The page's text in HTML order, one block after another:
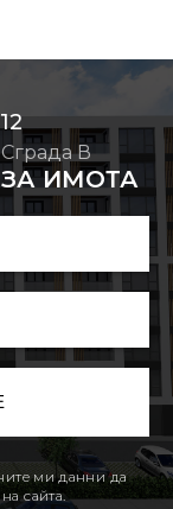
В
ЗА ИМОТА
ми данни да
сайта.